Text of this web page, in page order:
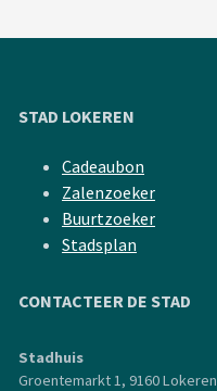
STAD LOKEREN
Cadeaubon
Zalenzoeker
Buurtzoeker
Stadsplan
CONTACTEER DE STAD
Stadhuis
Groentemarkt 1, 9160 Lokeren